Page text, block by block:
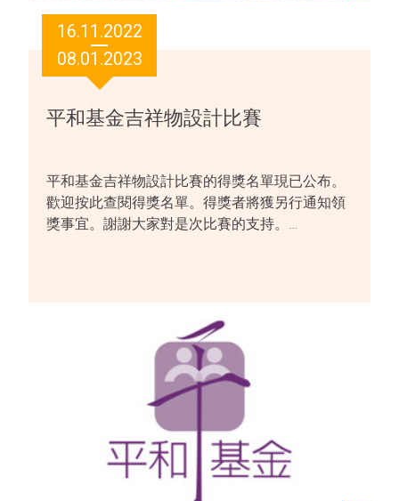
16.11.2022
08.01.2023
平和基金吉祥物設計比賽
平和基金吉祥物設計比賽的得獎名單現已公布。
歡迎按此查閱得獎名單。得獎者將獲另行通知領
獎事宜。謝謝大家對是次比賽的支持。…